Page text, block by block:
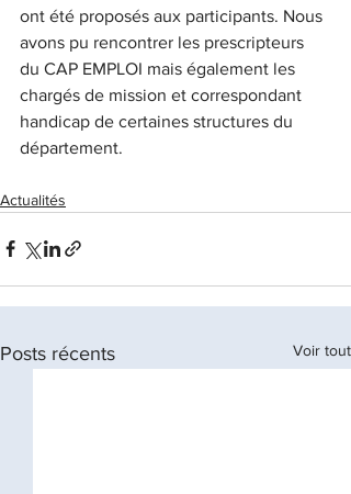
ont été proposés aux participants. Nous
avons pu rencontrer les prescripteurs
du CAP EMPLOI mais également les
chargés de mission et correspondant
handicap de certaines structures du
département.
Actualités
Posts récents Voir tout